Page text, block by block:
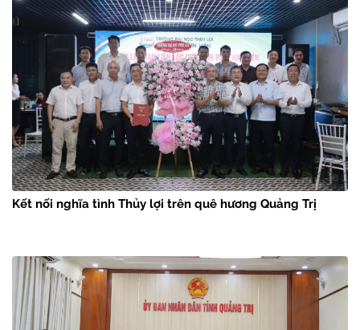
Kết nối nghĩa tình Thủy lợi trên quê hương Quảng Trị